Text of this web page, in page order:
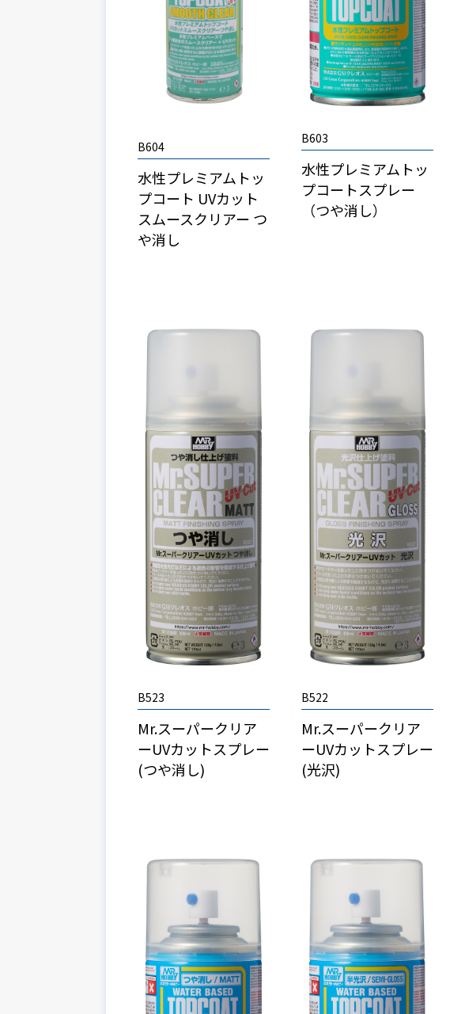
B604
水性プレミアムトッ
プコート UVカット
スムースクリアー つ
や消し
B603
水性プレミアムトッ
プコートスプレー
（つや消し）
B523
Mr.スーパークリア
ーUVカットスプレー
(つや消し)
B522
Mr.スーパークリア
ーUVカットスプレー
(光沢)